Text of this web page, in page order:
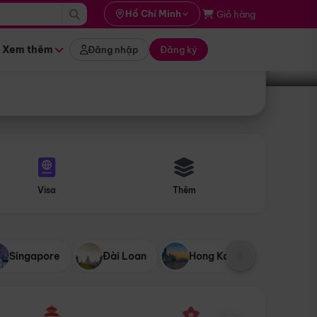
Hồ Chí Minh Giỏ hàng
Xem thêm Đăng nhập Đăng ký
Tìm tour
Visa Thêm
Singapore Đài Loan Hong Kong